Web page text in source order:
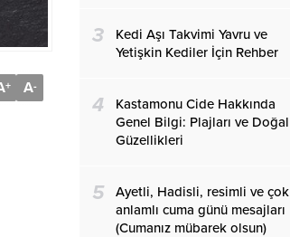
+ A-
3
Kedi Aşı Takvimi Yavru ve
Yetişkin Kediler İçin Rehber
4
Kastamonu Cide Hakkında
Genel Bilgi: Plajları ve Doğal
Güzellikleri
5
Ayetli, Hadisli, resimli ve çok
anlamlı cuma günü mesajları
(Cumanız mübarek olsun)